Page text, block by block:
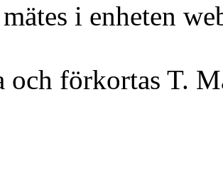
i enheten
och förkortas T.